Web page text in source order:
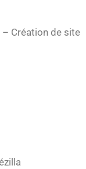
Création de site